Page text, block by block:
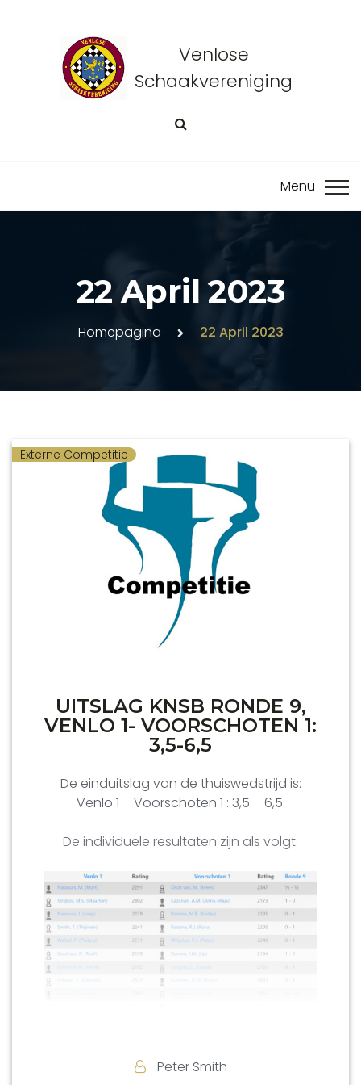
Venlose
Schaakvereniging
22 April 2023
Homepagina 22 April 2023
Externe Competitie
UITSLAG KNSB RONDE 9,
VENLO 1- VOORSCHOTEN 1:
3,5-6,5
De einduitslag van de thuiswedstrijd is:
Venlo 1 – Voorschoten 1 : 3,5 – 6,5.
De individuele resultaten zijn als volgt.
eindige als negende in de klassement van
Peter Smith